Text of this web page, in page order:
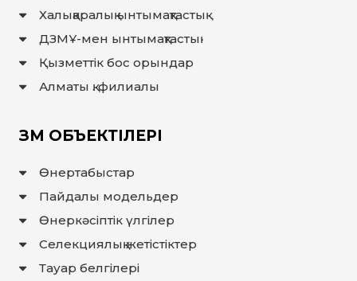
Халықаралық ынтымақтастық
ДЗМҰ-мен ынтымақтастық
Қызметтік бос орындар
Алматы қ. филиалы
ЗМ ОБЪЕКТІЛЕРІ
Өнертабыстар
Пайдалы модельдер
Өнеркәсіптік үлгілер
Селекциялық жетістіктер
Тауар белгілері